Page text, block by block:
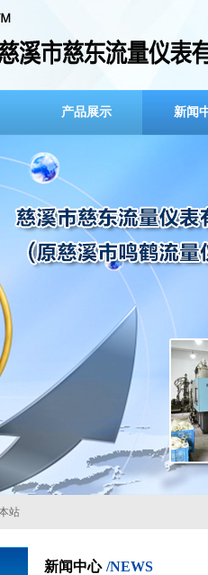
产品展示 新闻
仪表有限公司网站开通!
站
公司全面改版!
新闻中心 /NEWS